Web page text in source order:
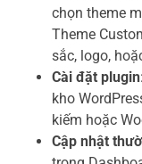
chọn theme
Theme
sắc, logo,
Cài đặt plugin
kho
kiếm hoặc
Cập nhật